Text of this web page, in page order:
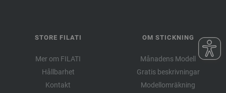
STORE FILATI
Mer om FILATI
Hållbarhet
Kontakt
OM STICKNING
Månadens Modell
Gratis beskrivningar
Modellomräkning